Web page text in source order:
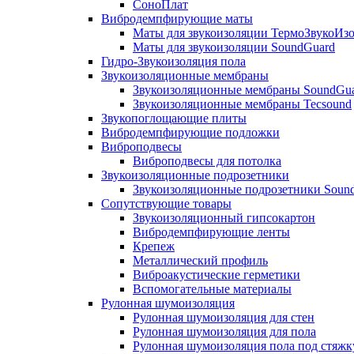
СоноПлат
Вибродемпфирующие маты
Маты для звукоизоляции
Маты для звукоизоляции SoundGuard
Гидро-Звукоизоляция пола
Звукоизоляционные мембраны
Звукоизоляционные мембраны
Звукоизоляционные мембраны Tecsound
Звукопоглощающие плиты
Вибродемпфирующие подложки
Виброподвесы
Виброподвесы для потолка
Звукоизоляционные подрозетники
Звукоизоляционные подрозетники
Сопутствующие товары
Звукоизоляционный гипсокартон
Вибродемпфирующие ленты
Крепеж
Металлический профиль
Виброакустические герметики
Вспомогательные материалы
Рулонная шумоизоляция
Рулонная шумоизоляция для стен
Рулонная шумоизоляция для пола
Рулонная шумоизоляция пола под